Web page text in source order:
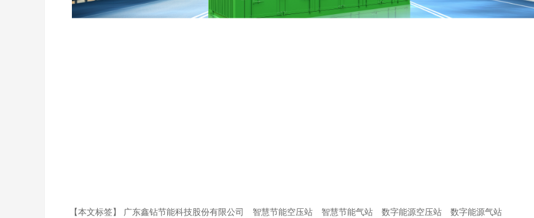
【本文标签】 广东鑫钻节能科技股份有限公司 智慧节能空压站 智慧节能气站 数字能源空压站
数字能源气站